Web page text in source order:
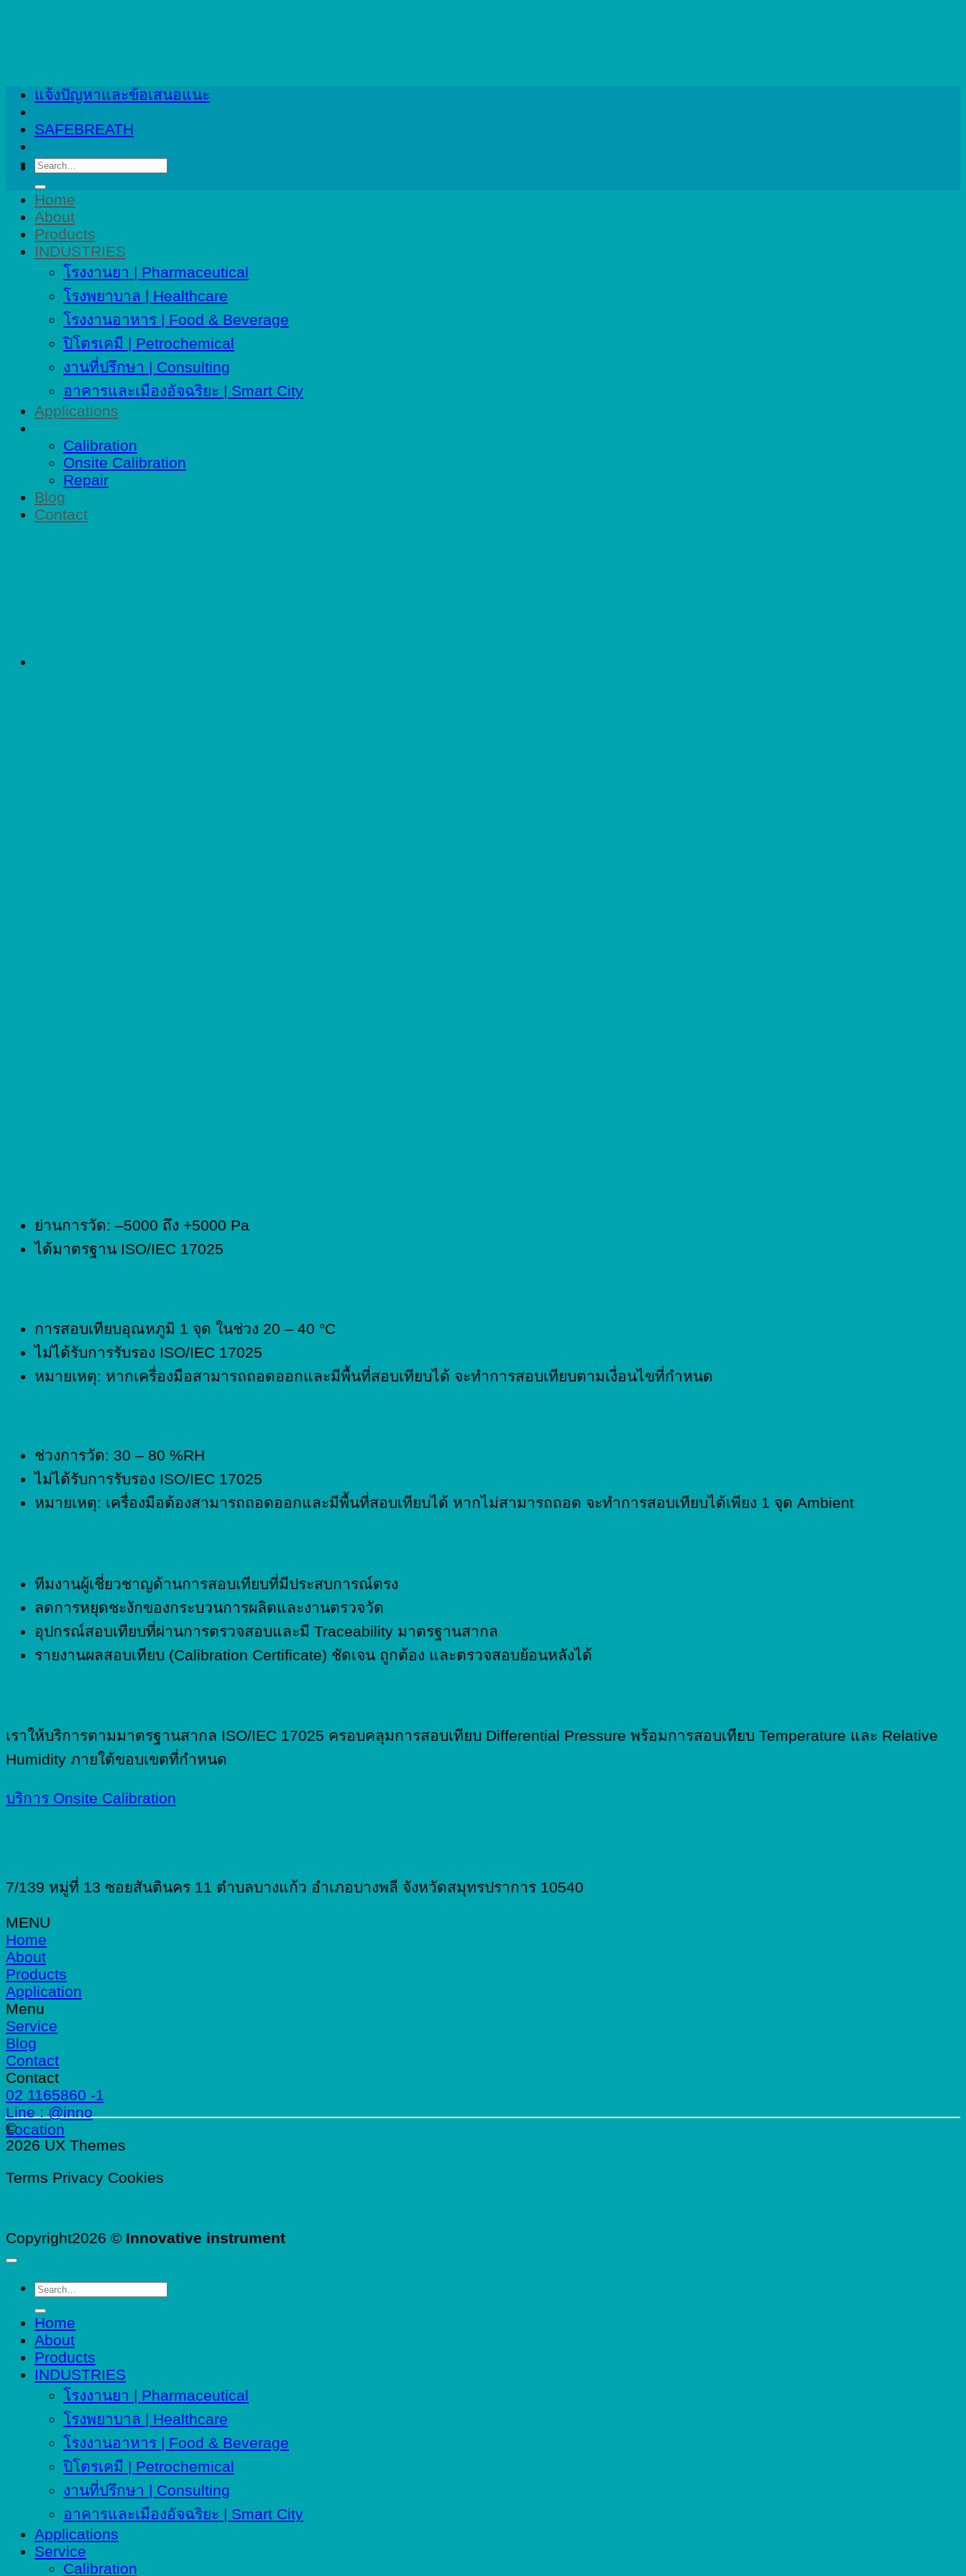
Home
About
Products
INDUSTRIES
โรงงานยา | Pharmaceutical
โรงพยาบาล | Healthcare
โรงงานอาหาร | Food & Beverage
ปิโตรเคมี | Petrochemical
งานที่ปรึกษา | Consulting
อาคารและเมืองอัจฉริยะ | Smart City
Applications
Calibration
Onsite Calibration
Repair
Blog
Contact
แจ้งปัญหาและข้อเสนอแนะ
SAFEBREATH
Search
ย่านการวัด: –5000 ถึง +5000 Pa
ได้มาตรฐาน ISO/IEC 17025
การสอบเทียบอุณหภูมิ 1 จุด ในช่วง 20 – 40 °C
ไม่ได้รับการรับรอง ISO/IEC 17025
หมายเหตุ: หากเครื่องมือสามารถถอดออกและมีพื้นที่สอบเทียบได้ จะทำการสอบเทียบตามเงื่อนไขที่กำหนด
ช่วงการวัด: 30 – 80 %RH
ไม่ได้รับการรับรอง ISO/IEC 17025
หมายเหตุ: เครื่องมือต้องสามารถถอดออกและมีพื้นที่สอบเทียบได้ หากไม่สามารถถอด จะทำการสอบเทียบได้เพียง 1 จุด Ambient
ทีมงานผู้เชี่ยวชาญด้านการสอบเทียบที่มีประสบการณ์ตรง
ลดการหยุดชะงักของกระบวนการผลิตและงานตรวจวัด
อุปกรณ์สอบเทียบที่ผ่านการตรวจสอบและมี Traceability มาตรฐานสากล
รายงานผลสอบเทียบ (Calibration Certificate) ชัดเจน ถูกต้อง และตรวจสอบย้อนหลังได้
เราให้บริการตามมาตรฐานสากล ISO/IEC 17025 ครอบคลุมการสอบเทียบ Differential Pressure พร้อมการสอบเทียบ Temperature และ Relative
Humidity ภายใต้ขอบเขตที่กำหนด
บริการ Onsite Calibration
7/139 หมู่ที่ 13 ซอยสันตินคร 11 ตำบลบางแก้ว อำเภอบางพลี จังหวัดสมุทรปราการ 10540
MENU
Home
About
Products
Application
Menu
Service
Blog
Contact
Contact
02 1165860 -1
Line : @inno
Location
©
2026 UX Themes
Terms Privacy Cookies
Copyright2026 © Innovative instrument
Search
Home
About
Products
INDUSTRIES
โรงงานยา | Pharmaceutical
โรงพยาบาล | Healthcare
โรงงานอาหาร | Food & Beverage
ปิโตรเคมี | Petrochemical
งานที่ปรึกษา | Consulting
อาคารและเมืองอัจฉริยะ | Smart City
Applications
Service
Calibration